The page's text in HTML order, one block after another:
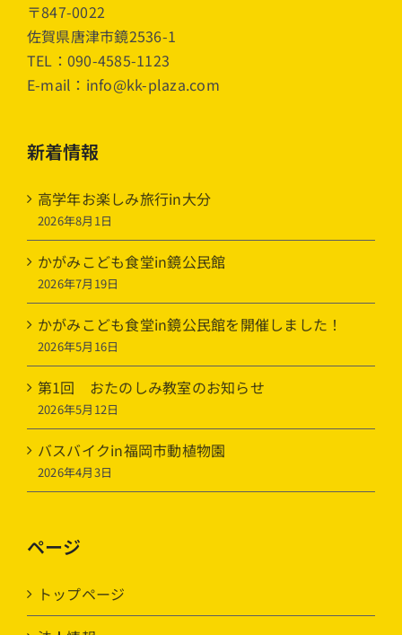
〒847-0022
佐賀県唐津市鏡2536-1
TEL：090-4585-1123
E-mail：info@kk-plaza.com
新着情報
高学年お楽しみ旅行in大分
2026年8月1日
かがみこども食堂in鏡公民館
2026年7月19日
かがみこども食堂in鏡公民館を開催しました！
2026年5月16日
第1回 おたのしみ教室のお知らせ
2026年5月12日
バスバイクin福岡市動植物園
2026年4月3日
ページ
トップページ